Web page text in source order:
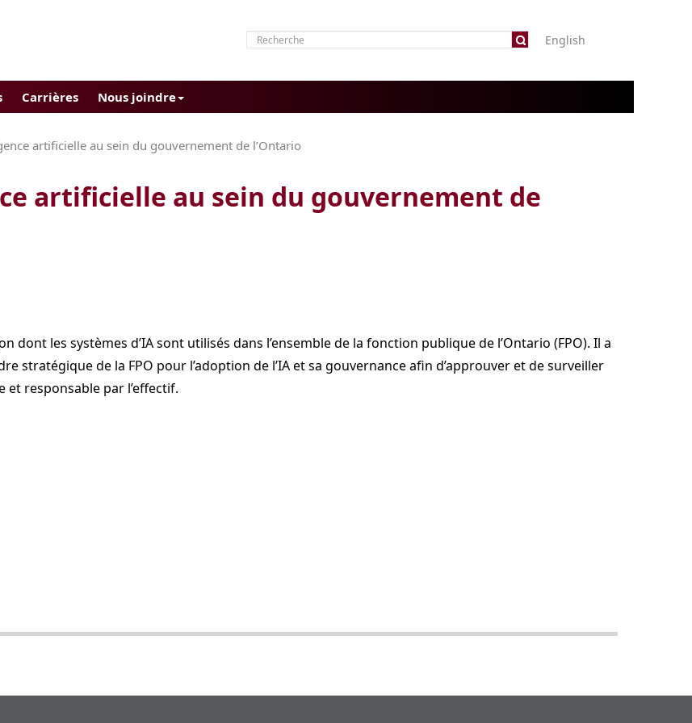
English
Carrières Nous joindre
artificielle au sein du gouvernement de l’Ontario
artificielle au sein du gouvernement de
dont les systèmes d’IA sont utilisés dans l’ensemble de la fonction publique de l’Ontario (FPO). Il a
stratégique de la FPO pour l’adoption de l’IA et sa gouvernance afin d’approuver et de surveiller
responsable par l’effectif.